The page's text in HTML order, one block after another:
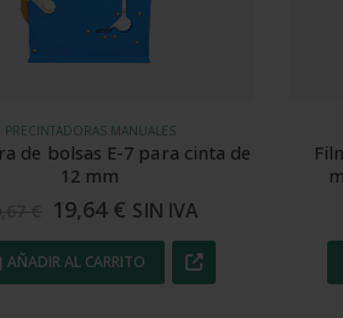
FILM ALIMENTARIO BOPP
BOPP alimentario
15 cm 20 my
40,29 € SIN IVA
AÑADIR AL CARRITO